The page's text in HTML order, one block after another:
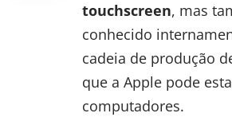
touchscreen, mas
conhecido
cadeia de produção
que a Apple pode
computadores.